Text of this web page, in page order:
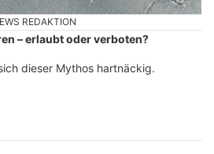
REDAKTION
– erlaubt oder verboten?
dieser Mythos hartnäckig.